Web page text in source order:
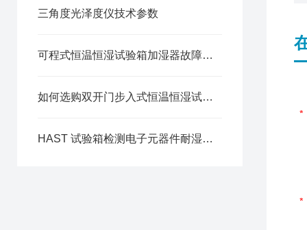
三角度光泽度仪技术参数
可程式恒温恒湿试验箱加湿器故障原因
如何选购双开门步入式恒温恒湿试验箱
HAST 试验箱检测电子元器件耐湿热老化性能的操作方法